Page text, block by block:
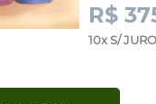
R$
10x S/